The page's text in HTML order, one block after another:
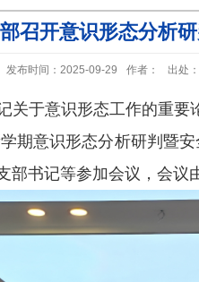
召开意识形态分析
发布时间：2025-09-29 作者： 出处
关于意识形态工作的重要
期意识形态分析研判暨
书记等参加会议，会议